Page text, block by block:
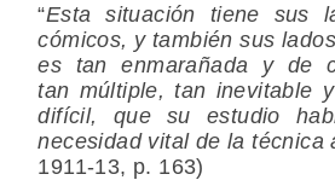
“Esta situación tiene sus
cómicos, y también sus
es tan enmarañada y de
tan múltiple, tan inevitable
difícil, que su estudio
necesidad vital de la técnica
1911-13, p. 163)